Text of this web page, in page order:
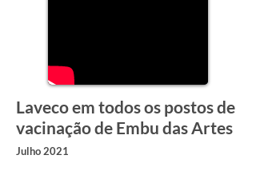
Laveco em todos os postos de
vacinação de Embu das Artes
Julho 2021